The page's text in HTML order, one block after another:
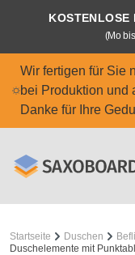
Zum Hauptinhalt
KOSTENLOSE
(Mo
Wir fertigen für Sie
bei Produktion und
Danke für Ihre
Startseite Duschen
Duschelemente mit